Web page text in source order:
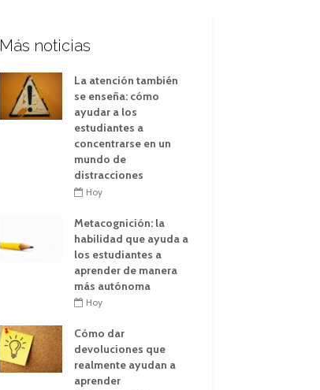
Más noticias
La atención también
se enseña: cómo
ayudar a los
estudiantes a
concentrarse en un
mundo de
distracciones
Hoy
Metacognición: la
habilidad que ayuda a
los estudiantes a
aprender de manera
más autónoma
Hoy
Cómo dar
devoluciones que
realmente ayudan a
aprender